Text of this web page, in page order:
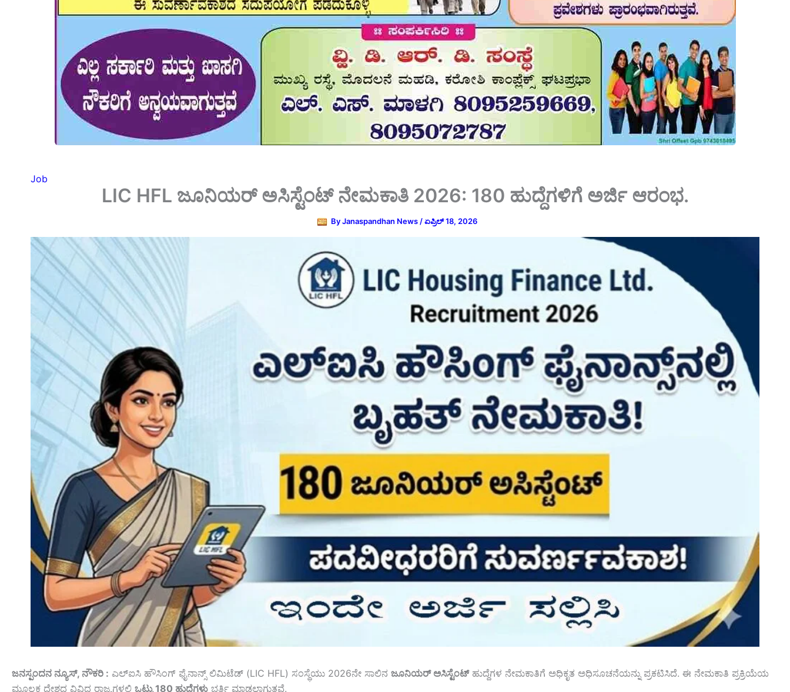
Job
LIC HFL ಜೂನಿಯರ್ ಅಸಿಸ್ಟೆಂಟ್ ನೇಮಕಾತಿ 2026: 180 ಹುದ್ದೆಗಳಿಗೆ ಅರ್ಜಿ ಆರಂಭ.
ByJanaspandhan News/ಏಪ್ರಿಲ್ 18, 2026
ಜನಸ್ಪಂದನ ನ್ಯೂಸ್‌, ನೌಕರಿ : ಎಲ್‌ಐಸಿ ಹೌಸಿಂಗ್ ಫೈನಾನ್ಸ್ ಲಿಮಿಟೆಡ್ (LIC HFL) ಸಂಸ್ಥೆಯು 2026ನೇ ಸಾಲಿನ ಜೂನಿಯರ್ ಅಸಿಸ್ಟೆಂಟ್ಹುದ್ದೆಗಳ ನೇಮಕಾತಿಗೆ ಅಧಿಕೃತ ಅಧಿಸೂಚನೆಯನ್ನು ಪ್ರಕಟಿಸಿದೆ. ಈ ನೇಮಕಾತಿ ಪ್ರಕ್ರಿಯೆಯ
ಮೂಲಕ ದೇಶದ ವಿವಿಧ ರಾಜ್ಯಗಳಲ್ಲಿ ಒಟ್ಟು 180 ಹುದ್ದೆಗಳು ಭರ್ತಿ ಮಾಡಲಾಗುತ್ತವೆ.